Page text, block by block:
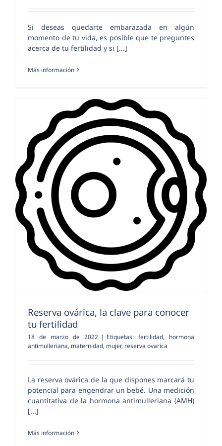
Si deseas quedarte embarazada en algún
momento de tu vida, es posible que te preguntes
acerca de tu fertilidad y si [...]
Más información
Reserva ovárica, la clave para conocer
tu fertilidad
18 de marzo de 2022 | Etiquetas: fertilidad, hormona
antimulleriana, maternidad, mujer, reserva ovarica
La reserva ovárica de la que dispones marcará tu
potencial para engendrar un bebé. Una medición
cuantitativa de la hormona antimulleriana (AMH)
[...]
Más información